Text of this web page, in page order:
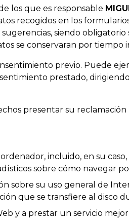
los que es responsable
recogidos en los
siendo
se conservaran por
previo. Puede
prestado,
presentar su
incluido, en su
sobre cómo navegar
sobre su uso general de
que se transfiere al disco
y a prestar un servicio